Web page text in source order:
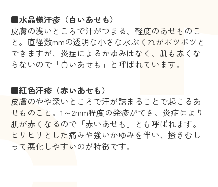
■水晶様汗疹（白いあせも）
皮膚の浅いところで汗がつまる、軽度のあせものこ
と。直径数mmの透明な小さな水ぶくれがポツポツと
できますが、炎症によるかゆみはなく、肌も赤くな
らないので「白いあせも」と呼ばれています。
■紅色汗疹（赤いあせも）
皮膚のやや深いところで汗が詰まることで起こるあ
せものこと。1～2mm程度の発疹ができ、炎症により
肌が赤くなるので「赤いあせも」とも呼ばれます。
ヒリヒリとした痛みや強いかゆみを伴い、掻きむし
って悪化しやすいのが特徴です。